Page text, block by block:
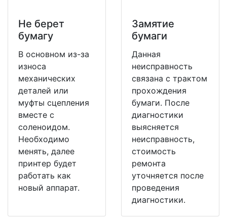
Не берет
бумагу
В основном из-за
износа
механических
деталей или
муфты сцепления
вместе с
соленоидом.
Необходимо
менять, далее
принтер будет
работать как
новый аппарат.
Замятие
бумаги
Данная
неисправность
связана с трактом
прохождения
бумаги. После
диагностики
выясняется
неисправность,
стоимость
ремонта
уточняется после
проведения
диагностики.